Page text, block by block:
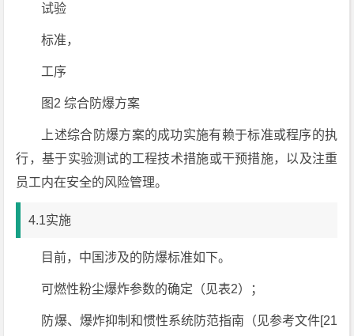
试验
标准，
工序
图2 综合防爆方案
上述综合防爆方案的成功实施有赖于标准或程序的执
行，基于实验测试的工程技术措施或干预措施，以及注重
员工内在安全的风险管理。
4.1实施
目前，中国涉及的防爆标准如下。
可燃性粉尘爆炸参数的确定（见表2）；
防爆、爆炸抑制和惯性系统防范指南（见参考文件[21